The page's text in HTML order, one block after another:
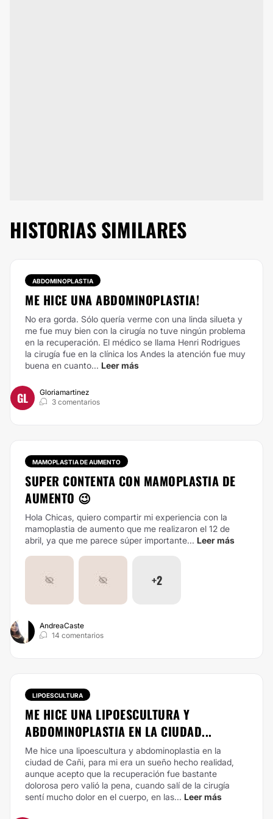
HISTORIAS SIMILARES
ABDOMINOPLASTIA
ME HICE UNA ABDOMINOPLASTIA!
No era gorda. Sólo quería verme con una linda silueta y
me fue muy bien con la cirugía no tuve ningún problema
en la recuperación. El médico se llama Henri Rodrigues
la cirugía fue en la clínica los Andes la atención fue muy
buena en cuanto... Leer más
GL
Gloriamartinez
3 comentarios
MAMOPLASTIA DE AUMENTO
SUPER CONTENTA CON MAMOPLASTIA DE
AUMENTO 😉
Hola Chicas, quiero compartir mi experiencia con la
mamoplastia de aumento que me realizaron el 12 de
abril, ya que me parece súper importante... Leer más
+2
AndreaCaste
14 comentarios
LIPOESCULTURA
ME HICE UNA LIPOESCULTURA Y
ABDOMINOPLASTIA EN LA CIUDAD...
Me hice una lipoescultura y abdominoplastia en la
ciudad de Cañi, para mi era un sueño hecho realidad,
aunque acepto que la recuperación fue bastante
dolorosa pero valió la pena, cuando salí de la cirugía
sentí mucho dolor en el cuerpo, en las... Leer más